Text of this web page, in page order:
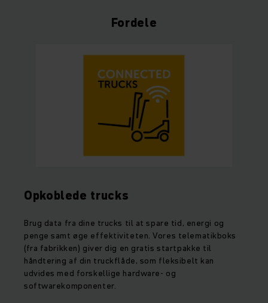
Fordele
Opkoblede trucks
Brug data fra dine trucks til at spare tid, energi og
penge samt øge effektiviteten. Vores telematikboks
(fra fabrikken) giver dig en gratis startpakke til
håndtering af din truckflåde, som fleksibelt kan
udvides med forskellige hardware- og
softwarekomponenter.